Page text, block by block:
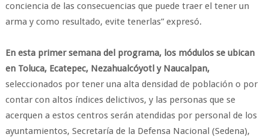
conciencia de las consecuencias que puede traer el tener un
arma y como resultado, evite tenerlas” expresó.
En esta primer semana del programa, los módulos se ubican
en Toluca, Ecatepec, Nezahualcóyotl y Naucalpan,
seleccionados por tener una alta densidad de población o por
contar con altos índices delictivos, y las personas que se
acerquen a estos centros serán atendidas por personal de los
ayuntamientos, Secretaría de la Defensa Nacional (Sedena),